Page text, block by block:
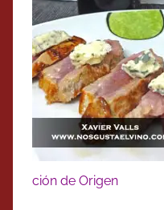
ción de Origen